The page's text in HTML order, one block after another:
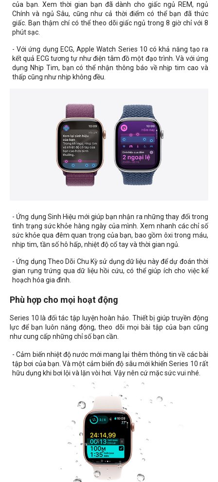
của bạn. Xem thời gian bạn đã dành cho giấc ngủ REM, ngủ
Chính và ngủ Sâu, cũng như cả thời điểm có thể bạn đã thức
giấc. Bạn thậm chí có thể theo dõi giấc ngủ trong 8 giờ chỉ với 8
phút sạc.
- Với ứng dụng ECG, Apple Watch Series 10 có khả năng tạo ra
kết quả ECG tương tự như điện tâm đồ một đạo trình. Và với ứng
dụng Nhịp Tim, bạn có thể nhận thông báo về nhịp tim cao và
thấp cũng như nhịp không đều.
- Ứng dụng Sinh Hiệu mới giúp bạn nhận ra những thay đổi trong
tình trạng sức khỏe hàng ngày của mình. Xem nhanh các chỉ số
sức khỏe qua đêm quan trọng của bạn, bao gồm ôxi trong máu,
nhịp tim, tần số hô hấp, nhiệt độ cổ tay và thời gian ngủ.
- Ứng dụng Theo Dõi Chu Kỳ sử dụng dữ liệu này để dự đoán thời
gian rụng trứng qua dữ liệu hồi cứu, có thể giúp ích cho việc kế
hoạch hóa gia đình.
Phù hợp cho mọi hoạt động
Series 10 là đối tác tập luyện hoàn hảo. Thiết bị giúp truyền động
lực để bạn luôn năng động, theo dõi mọi bài tập của bạn cũng
như cung cấp những chỉ số bạn cần.
- Cảm biến nhiệt độ nước mới mang lại thêm thông tin về các bài
tập bơi của bạn. Và một cảm biến độ sâu mới khiến Series 10 rất
hữu dụng khi bơi lội và lặn vòi hơi. Vậy nên cứ mặc sức vui nhé.